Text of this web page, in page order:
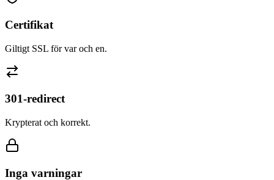
Certifikat
Giltigt SSL för var och en.
301-redirect
Krypterat och korrekt.
Inga varningar